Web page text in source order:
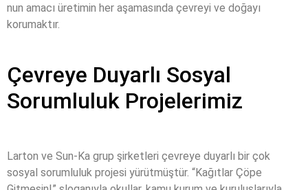
nun amacı üretimin her aşamasında çevreyi ve doğayı
korumaktır.
Çevreye Duyarlı Sosyal
Sorumluluk Projelerimiz
Larton ve Sun-Ka grup şirketleri çevreye duyarlı bir çok
sosyal sorumluluk projesi yürütmüştür. “Kağıtlar Çöpe